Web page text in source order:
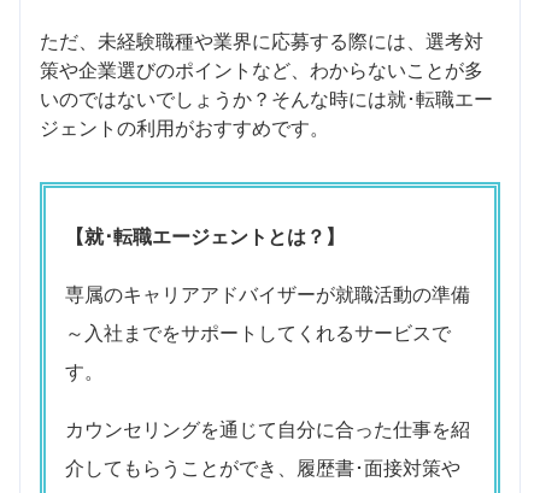
ただ、未経験職種や業界に応募する際には、選考対
策や企業選びのポイントなど、わからないことが多
いのではないでしょうか？そんな時には就･転職エー
ジェントの利用がおすすめです。
【就･転職エージェントとは？】
専属のキャリアアドバイザーが就職活動の準備
～入社までをサポートしてくれるサービスで
す。
カウンセリングを通じて自分に合った仕事を紹
介してもらうことができ、履歴書･面接対策や